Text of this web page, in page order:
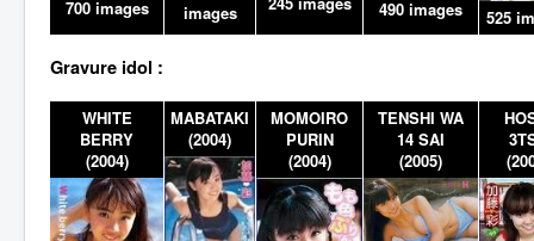
700 images
images
490 images 525
Gravure idol :
WHITE
BERRY
(2004)
MABATAKI
(2004)
MOMOIRO
PURIN
(2004)
TENSHI WA
14 SAI
(2005)